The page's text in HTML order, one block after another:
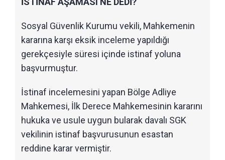
Sosyal Güvenlik Kurumu vekili, Mahkemenin
kararına karşı eksik inceleme yapıldığı
gerekçesiyle süresi içinde istinaf yoluna
başvurmuştur.
İstinaf incelemesini yapan Bölge Adliye
Mahkemesi, İlk Derece Mahkemesinin kararını
hukuka ve usule uygun bularak davalı SGK
vekilinin istinaf başvurusunun esastan
reddine karar vermiştir.